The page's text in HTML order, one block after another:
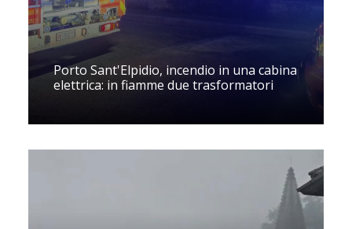
Porto Sant'Elpidio, incendio in una cabina
elettrica: in fiamme due trasformatori